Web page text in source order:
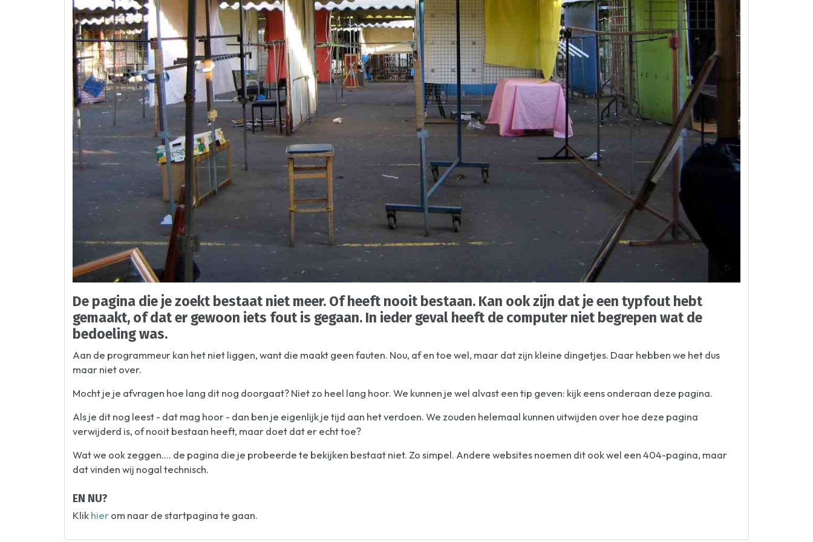
De pagina die je zoekt bestaat niet meer. Of heeft nooit bestaan. Kan ook zijn dat je een typfout hebt
gemaakt, of dat er gewoon iets fout is gegaan. In ieder geval heeft de computer niet begrepen wat de
bedoeling was.
Aan de programmeur kan het niet liggen, want die maakt geen fauten. Nou, af en toe wel, maar dat zijn kleine dingetjes. Daar hebben we het dus
maar niet over.
Mocht je je afvragen hoe lang dit nog doorgaat? Niet zo heel lang hoor. We kunnen je wel alvast een tip geven: kijk eens onderaan deze pagina.
Als je dit nog leest - dat mag hoor - dan ben je eigenlijk je tijd aan het verdoen. We zouden helemaal kunnen uitwijden over hoe deze pagina
verwijderd is, of nooit bestaan heeft, maar doet dat er echt toe?
Wat we ook zeggen.... de pagina die je probeerde te bekijken bestaat niet. Zo simpel. Andere websites noemen dit ook wel een 404-pagina, maar
dat vinden wij nogal technisch.
EN NU?
Klik hier om naar de startpagina te gaan.